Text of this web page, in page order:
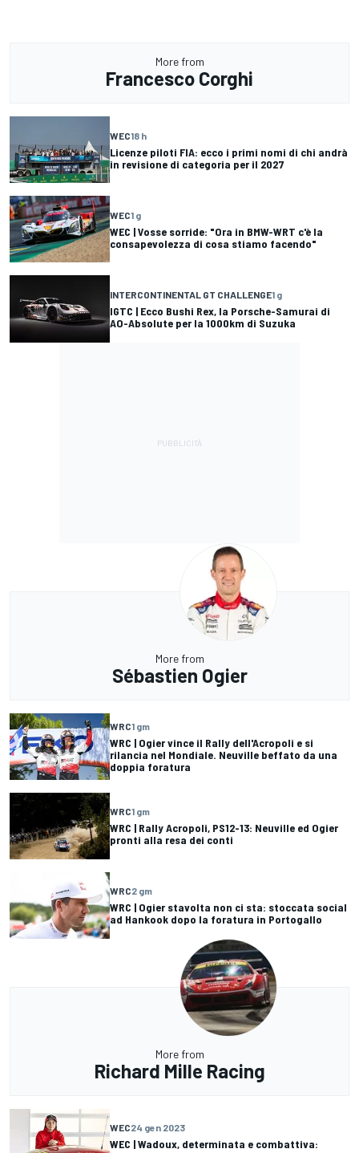
More from
Francesco Corghi
WEC18 h
Licenze piloti FIA: ecco i primi nomi di chi andrà
in revisione di categoria per il 2027
WEC1 g
WEC | Vosse sorride: "Ora in BMW-WRT c'è la
consapevolezza di cosa stiamo facendo"
INTERCONTINENTAL GT CHALLENGE1 g
IGTC | Ecco Bushi Rex, la Porsche-Samurai di
AO-Absolute per la 1000km di Suzuka
More from
Sébastien Ogier
WRC1 gm
WRC | Ogier vince il Rally dell'Acropoli e si
rilancia nel Mondiale. Neuville beffato da una
doppia foratura
WRC1 gm
WRC | Rally Acropoli, PS12-13: Neuville ed Ogier
pronti alla resa dei conti
WRC2 gm
WRC | Ogier stavolta non ci sta: stoccata social
ad Hankook dopo la foratura in Portogallo
More from
Richard Mille Racing
WEC24 gen 2023
WEC | Wadoux, determinata e combattiva: